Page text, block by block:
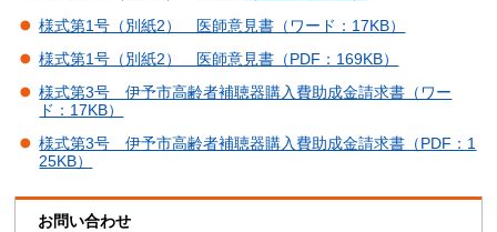
様式第1号（別紙2） 医師意見書（ワード：17KB）
様式第1号（別紙2） 医師意見書（PDF：169KB）
様式第3号 伊予市高齢者補聴器購入費助成金請求書（ワー
ド：17KB）
様式第3号 伊予市高齢者補聴器購入費助成金請求書（PDF：1
25KB）
お問い合わせ